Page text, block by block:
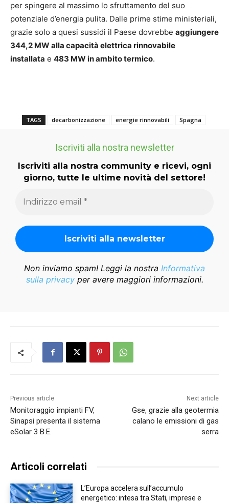
per spingere al massimo lo sfruttamento del suo
potenziale d’energia pulita. Dalle prime stime ministeriali,
grazie solo a quesi sussidi il Paese dovrebbe aggiungere
344,2 MW alla capacità elettrica rinnovabile
installata e 483 MW in ambito termico.
TAGS decarbonizzazione energie rinnovabili Spagna
Iscriviti alla nostra newsletter
Iscriviti alla nostra community e ricevi, ogni
giorno, tutte le ultime novità del settore!
Non inviamo spam! Leggi la nostra Informativa
sulla privacyper avere maggiori informazioni.
Previous article
Monitoraggio impianti FV,
Sinapsi presenta il sistema
eSolar 3 B.E.
Next article
Gse, grazie alla geotermia
calano le emissioni di gas
serra
Articoli correlati
L’Europa accelera sull’accumulo
energetico: intesa tra Stati, imprese e